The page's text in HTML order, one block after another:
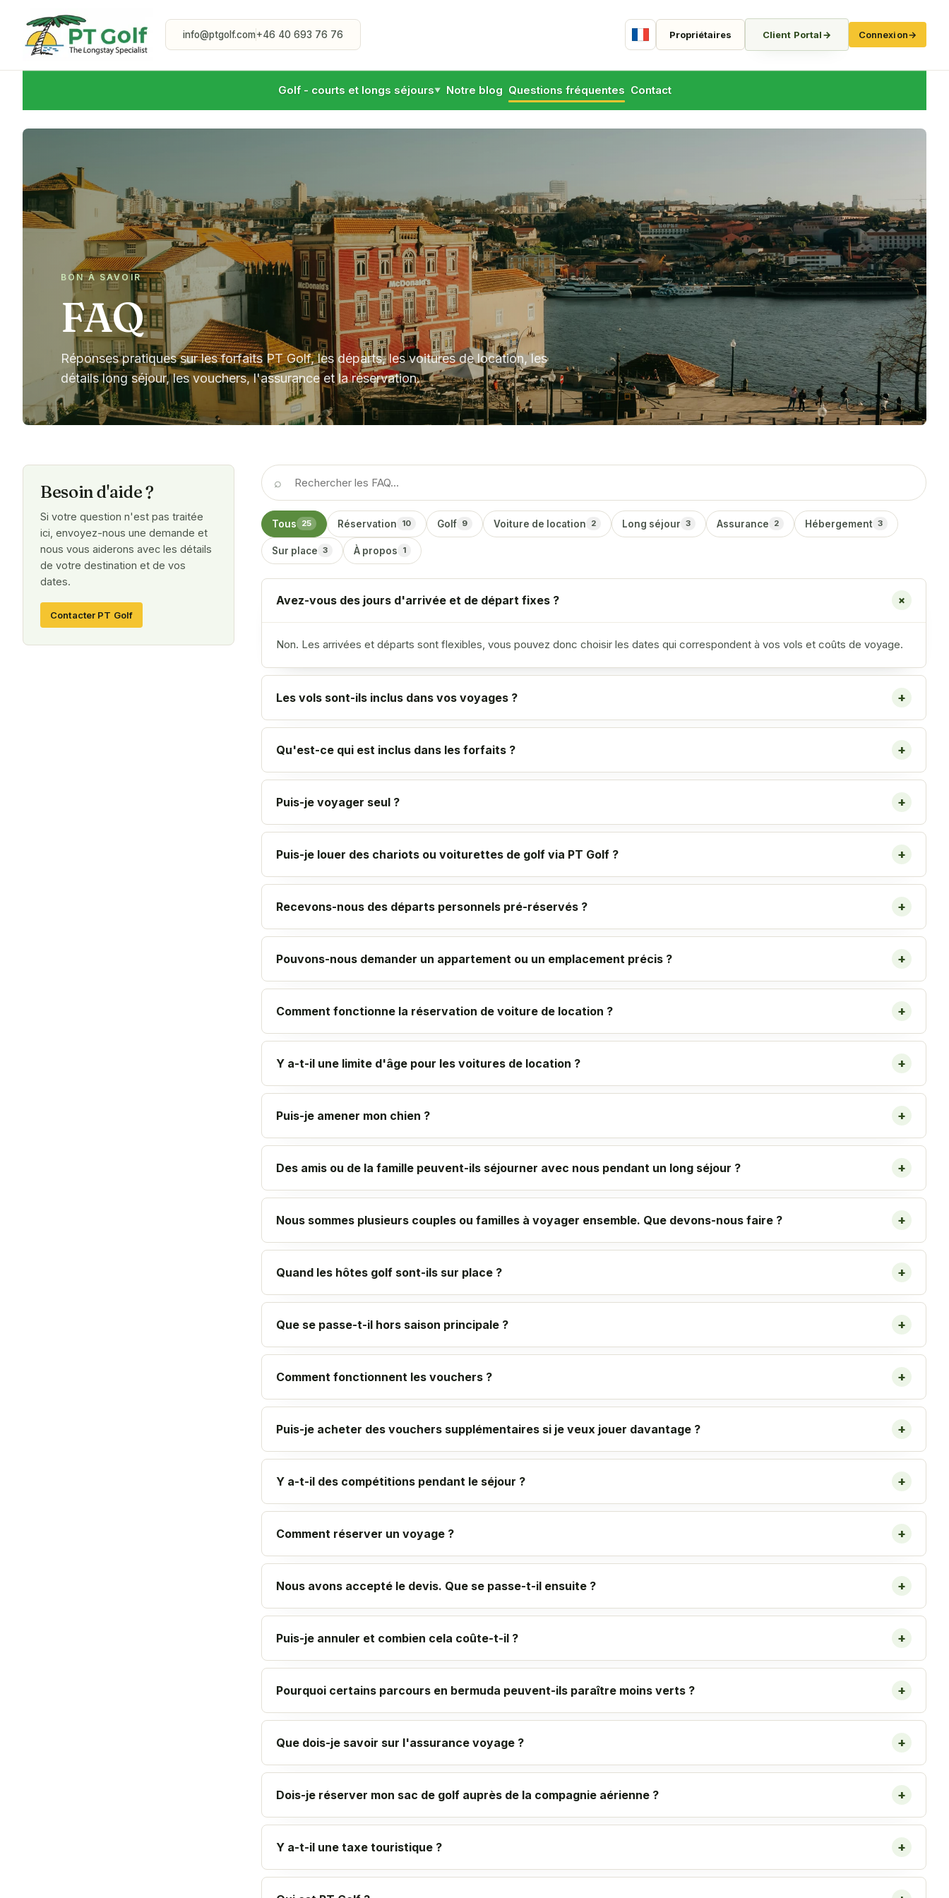
info@ptgolf.com+46 40 693 76 76 French Propriétaires Client Portal→ Connexion→
Golf - courts et longs séjours▼ Notre blog Questions fréquentes Contact
BON À SAVOIR
FAQ
Réponses pratiques sur les forfaits PT Golf, les départs, les voitures de location, les
détails long séjour, les vouchers, l'assurance et la réservation.
Besoin d'aide ?
Si votre question n'est pas traitée
ici, envoyez-nous une demande et
nous vous aiderons avec les détails
de votre destination et de vos
dates.
Contacter PT Golf
⌕
Tous 25 Réservation 10 Golf 9 Voiture de location 2 Long séjour 3 Assurance 2 Hébergement 3
Sur place 3 À propos 1
Avez-vous des jours d'arrivée et de départ fixes ? +
Non. Les arrivées et départs sont flexibles, vous pouvez donc choisir les dates qui correspondent à vos vols et coûts de voyage.
Les vols sont-ils inclus dans vos voyages ? +
Qu'est-ce qui est inclus dans les forfaits ? +
Puis-je voyager seul ? +
Puis-je louer des chariots ou voiturettes de golf via PT Golf ? +
Recevons-nous des départs personnels pré-réservés ? +
Pouvons-nous demander un appartement ou un emplacement précis ? +
Comment fonctionne la réservation de voiture de location ? +
Y a-t-il une limite d'âge pour les voitures de location ? +
Puis-je amener mon chien ? +
Des amis ou de la famille peuvent-ils séjourner avec nous pendant un long séjour ? +
Nous sommes plusieurs couples ou familles à voyager ensemble. Que devons-nous faire ? +
Quand les hôtes golf sont-ils sur place ? +
Que se passe-t-il hors saison principale ? +
Comment fonctionnent les vouchers ? +
Puis-je acheter des vouchers supplémentaires si je veux jouer davantage ? +
Y a-t-il des compétitions pendant le séjour ? +
Comment réserver un voyage ? +
Nous avons accepté le devis. Que se passe-t-il ensuite ? +
Puis-je annuler et combien cela coûte-t-il ? +
Pourquoi certains parcours en bermuda peuvent-ils paraître moins verts ? +
Que dois-je savoir sur l'assurance voyage ? +
Dois-je réserver mon sac de golf auprès de la compagnie aérienne ? +
Y a-t-il une taxe touristique ? +